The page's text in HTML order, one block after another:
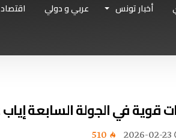
أخبار تونس عربي و دولي
قوية في الجولة السابعة إياب
2026-02-23
510